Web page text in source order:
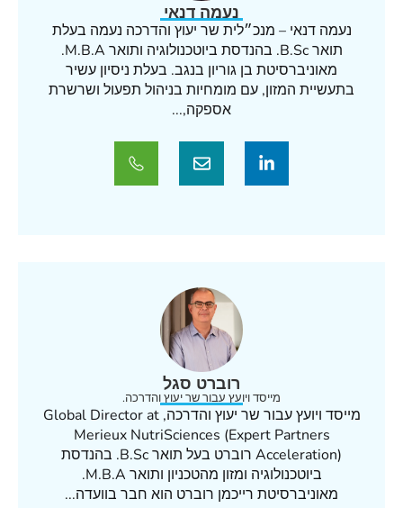
נעמה דנאי
נעמה דנאי – מנכ״לית שר יעוץ והדרכה נעמה בעלת
תואר B.Sc. בהנדסת ביוטכנולוגיה ותואר M.B.A.
מאוניברסיטת בן גוריון בנגב. בעלת ניסיון עשיר
בתעשיית המזון, עם מומחיות בניהול תפעול ושרשרת
אספקה,...
רוברט סגל
מייסד ויועץ עבור שר יעוץ והדרכה.
מייסד ויועץ עבור שר יעוץ והדרכה, Global Director at
Merieux NutriSciences (Expert Partners
Acceleration) רוברט בעל תואר B.Sc. בהנדסת
ביוטכנולוגיה ומזון מהטכניון ותואר M.B.A.
מאוניברסיטת רייכמן רוברט הוא חבר בוועדה...